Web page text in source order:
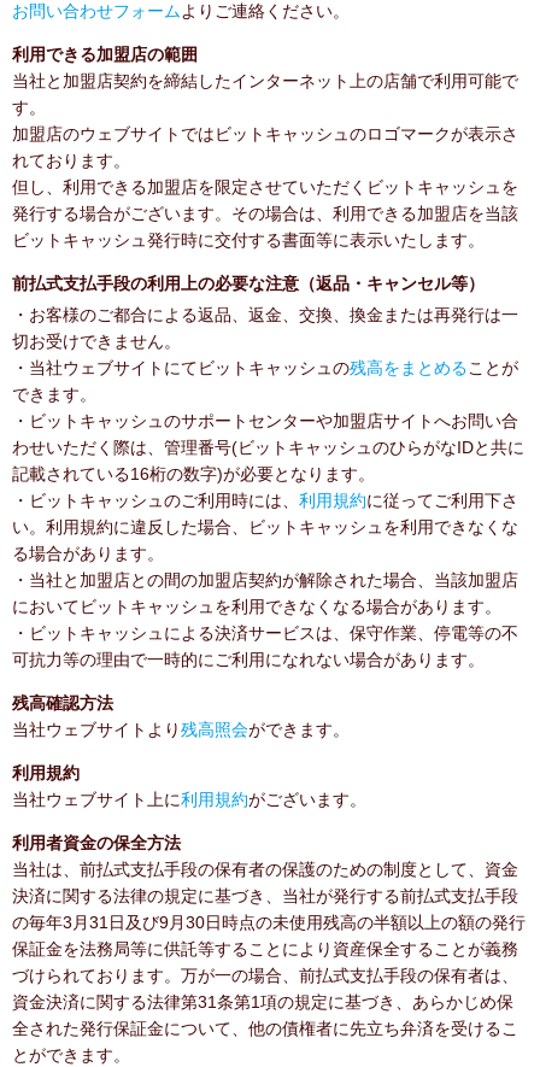
お問い合わせフォームよりご連絡ください。
利用できる加盟店の範囲
当社と加盟店契約を締結したインターネット上の店舗で利用可能で
す。
加盟店のウェブサイトではビットキャッシュのロゴマークが表示さ
れております。
但し、利用できる加盟店を限定させていただくビットキャッシュを
発行する場合がございます。その場合は、利用できる加盟店を当該
ビットキャッシュ発行時に交付する書面等に表示いたします。
前払式支払手段の利用上の必要な注意（返品・キャンセル等）
・お客様のご都合による返品、返金、交換、換金または再発行は一
切お受けできません。
・当社ウェブサイトにてビットキャッシュの残高をまとめることが
できます。
・ビットキャッシュのサポートセンターや加盟店サイトへお問い合
わせいただく際は、管理番号(ビットキャッシュのひらがなIDと共に
記載されている16桁の数字)が必要となります。
・ビットキャッシュのご利用時には、 利用規約に従ってご利用下さ
い。利用規約に違反した場合、ビットキャッシュを利用できなくな
る場合があります。
・当社と加盟店との間の加盟店契約が解除された場合、当該加盟店
においてビットキャッシュを利用できなくなる場合があります。
・ビットキャッシュによる決済サービスは、保守作業、停電等の不
可抗力等の理由で一時的にご利用になれない場合があります。
残高確認方法
当社ウェブサイトより残高照会ができます。
利用規約
当社ウェブサイト上に利用規約がございます。
利用者資金の保全方法
当社は、前払式支払手段の保有者の保護のための制度として、資金
決済に関する法律の規定に基づき、当社が発行する前払式支払手段
の毎年3月31日及び9月30日時点の未使用残高の半額以上の額の発行
保証金を法務局等に供託等することにより資産保全することが義務
づけられております。万が一の場合、前払式支払手段の保有者は、
資金決済に関する法律第31条第1項の規定に基づき、あらかじめ保
全された発行保証金について、他の債権者に先立ち弁済を受けるこ
とができます。